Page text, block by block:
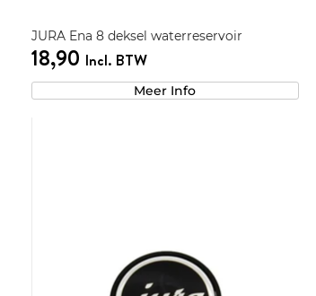
JURA Ena 8 deksel waterreservoir
18,90 Incl. BTW
Meer Info